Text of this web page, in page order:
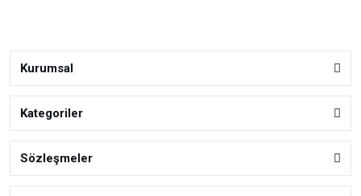
Kurumsal
Kategoriler
Sözleşmeler